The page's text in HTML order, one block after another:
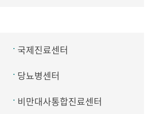
국제진료센터
당뇨병센터
비만대사통합진료센터